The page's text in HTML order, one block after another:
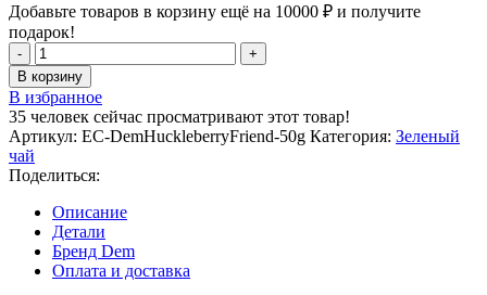
Добавьте товаров в корзину ещё на 10000 ₽ и получите
подарок!
Количество
товара
Премиальный
зеленый
чай
с
черникой
Huckleberry
Friend
в
тубе
(50
гр.)
В корзину
В избранное
35 человек сейчас просматривают этот товар!
Артикул: EC-DemHuckleberryFriend-50g Категория: Зеленый
чай
Поделиться:
Описание
Детали
Бренд Dem
Оплата и доставка